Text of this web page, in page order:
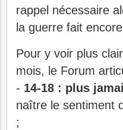
rappel nécessaire
la guerre fait
Pour y voir plus
mois, le Forum
- 14-18 : plus
naître le sentiment
;